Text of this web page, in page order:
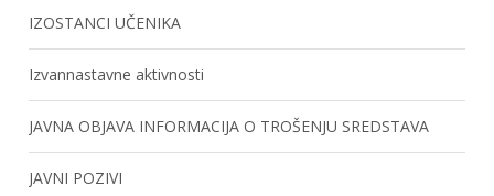
IZOSTANCI UČENIKA
Izvannastavne aktivnosti
JAVNA OBJAVA INFORMACIJA O TROŠENJU SREDSTAVA
JAVNI POZIVI